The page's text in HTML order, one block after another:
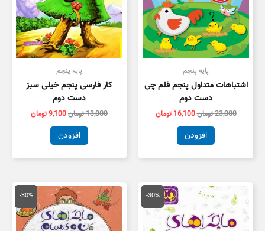
پایه پنجم
اشتباهات متداول پنجم قلم چی
دست دوم
23,000تومان16,100 تومان
افزودن
پایه پنجم
کار فارسی پنجم خیلی سبز
دست دوم
13,000تومان9,100تومان
افزودن
-30%
قیمت
اصلی
12,000 تومان
بود.
قیمت
فعلی
است.
-30%
قیمت
اصلی
21,000 تومان
بود.
قیمت
فعلی
است.